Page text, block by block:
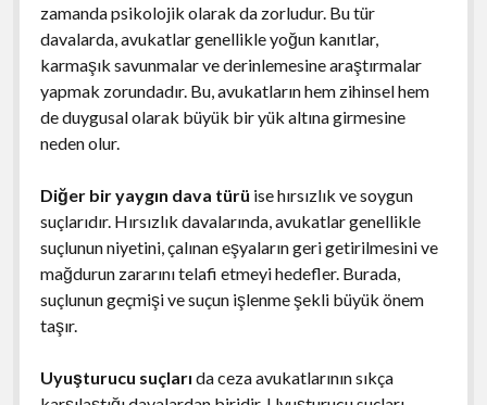
zamanda psikolojik olarak da zorludur. Bu tür
davalarda, avukatlar genellikle yoğun kanıtlar,
karmaşık savunmalar ve derinlemesine araştırmalar
yapmak zorundadır. Bu, avukatların hem zihinsel hem
de duygusal olarak büyük bir yük altına girmesine
neden olur.
Diğer bir yaygın dava türü ise hırsızlık ve soygun
suçlarıdır. Hırsızlık davalarında, avukatlar genellikle
suçlunun niyetini, çalınan eşyaların geri getirilmesini ve
mağdurun zararını telafi etmeyi hedefler. Burada,
suçlunun geçmişi ve suçun işlenme şekli büyük önem
taşır.
Uyuşturucu suçları da ceza avukatlarının sıkça